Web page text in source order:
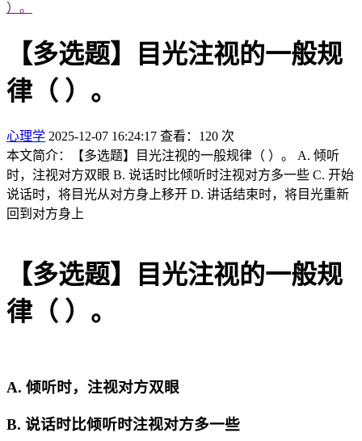
）。
【多选题】目光注视的一般规
律（ ）。
心理学 2025-12-07 16:24:17 查看：120 次
本文简介：【多选题】目光注视的一般规律（ ）。 A. 倾听
时，注视对方双眼 B. 说话时比倾听时注视对方多一些 C. 开始
说话时，将目光从对方身上移开 D. 讲话结束时，将目光重新
回到对方身上
【多选题】目光注视的一般规
律（ ）。
A. 倾听时，注视对方双眼
B. 说话时比倾听时注视对方多一些